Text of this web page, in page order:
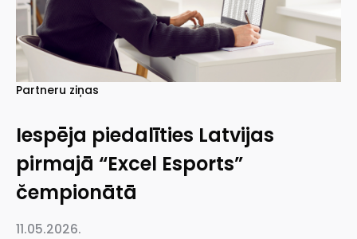
Partneru ziņas
Iespēja piedalīties Latvijas
pirmajā “Excel Esports”
čempionātā
11.05.2026.